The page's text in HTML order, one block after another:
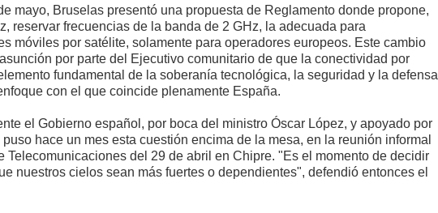
mayo, Bruselas presentó una propuesta de Reglamento donde propone,
reservar frecuencias de la banda de 2 GHz, la adecuada para
móviles por satélite, solamente para operadores europeos. Este cambio
por parte del Ejecutivo comunitario de que la conectividad por
fundamental de la soberanía tecnológica, la seguridad y la defensa
con el que coincide plenamente España.
el Gobierno español, por boca del ministro Óscar López, y apoyado por
hace un mes esta cuestión encima de la mesa, en la reunión informal
Telecomunicaciones del 29 de abril en Chipre. "Es el momento de decidir
nuestros cielos sean más fuertes o dependientes", defendió entonces el